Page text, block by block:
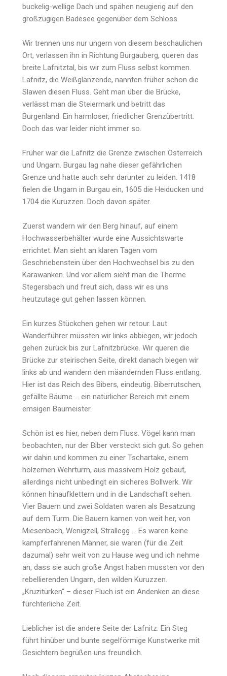
buckelig-wellige Dach und spähen neugierig auf den
großzügigen Badesee gegenüber dem Schloss.
Wir trennen uns nur ungern von diesem beschaulichen
Ort, verlassen ihn in Richtung Burgauberg, queren das
breite Lafnitztal, bis wir zum Fluss selbst kommen.
Lafnitz, die Weißglänzende, nannten früher schon die
Slawen diesen Fluss. Geht man über die Brücke,
verlässt man die Steiermark und betritt das
Burgenland. Ein harmloser, friedlicher Grenzübertritt.
Doch das war leider nicht immer so.
Früher war die Lafnitz die Grenze zwischen Österreich
und Ungarn. Burgau lag nahe dieser gefährlichen
Grenze und hatte auch sehr darunter zu leiden. 1418
fielen die Ungarn in Burgau ein, 1605 die Heiducken und
1704 die Kuruzzen. Doch davon später.
Zuerst wandern wir den Berg hinauf, auf einem
Hochwasserbehälter wurde eine Aussichtswarte
errichtet. Man sieht an klaren Tagen vom
Geschriebenstein über den Hochwechsel bis zu den
Karawanken. Und vor allem sieht man die Therme
Stegersbach und freut sich, dass wir es uns
heutzutage gut gehen lassen können.
Ein kurzes Stückchen gehen wir retour. Laut
Wanderführer müssten wir links abbiegen, wir jedoch
gehen zurück bis zur Lafnitzbrücke. Wir queren die
Brücke zur steirischen Seite, direkt danach biegen wir
links ab und wandern den mäandernden Fluss entlang.
Hier ist das Reich des Bibers, eindeutig. Biberrutschen,
gefällte Bäume … ein natürlicher Bereich mit einem
emsigen Baumeister.
Schön ist es hier, neben dem Fluss. Vögel kann man
beobachten, nur der Biber versteckt sich gut. So gehen
wir dahin und kommen zu einer Tschartake, einem
hölzernen Wehrturm, aus massivem Holz gebaut,
allerdings nicht unbedingt ein sicheres Bollwerk. Wir
können hinaufklettern und in die Landschaft sehen.
Vier Bauern und zwei Soldaten waren als Besatzung
auf dem Turm. Die Bauern kamen von weit her, von
Miesenbach, Wenigzell, Strallegg … Es waren keine
kampferfahrenen Männer, sie waren (für die Zeit
dazumal) sehr weit von zu Hause weg und ich nehme
an, dass sie auch große Angst haben mussten vor den
rebellierenden Ungarn, den wilden Kuruzzen.
„Kruzitürken“ – dieser Fluch ist ein Andenken an diese
fürchterliche Zeit.
Lieblicher ist die andere Seite der Lafnitz. Ein Steg
führt hinüber und bunte segelförmige Kunstwerke mit
Gesichtern begrüßen uns freundlich.